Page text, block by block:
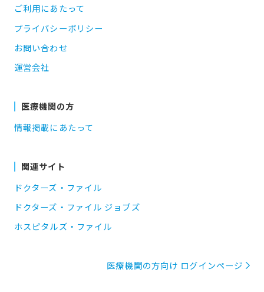
ご利用にあたって
プライバシーポリシー
お問い合わせ
運営会社
医療機関の方
情報掲載にあたって
関連サイト
ドクターズ・ファイル
ドクターズ・ファイル ジョブズ
ホスピタルズ・ファイル
医療機関の方向け ログインページ